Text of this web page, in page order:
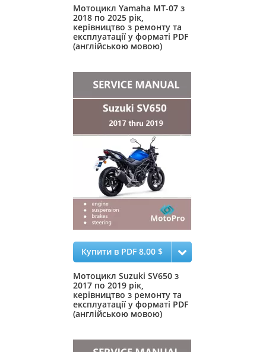
Мотоцикл Yamaha MT-07 з
2018 по 2025 рік,
керівництво з ремонту та
експлуатації у форматі PDF
(англійською мовою)
Купити в PDF 8.00 $
Мотоцикл Suzuki SV650 з
2017 по 2019 рік,
керівництво з ремонту та
експлуатації у форматі PDF
(англійською мовою)